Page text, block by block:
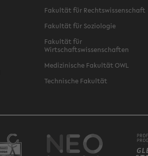
Fakultät für Rechtswissenschaft
Fakultät für Soziologie
Fakultät für
Wirtschaftswissenschaften
Medizinische Fakultät OWL
Technische Fakultät